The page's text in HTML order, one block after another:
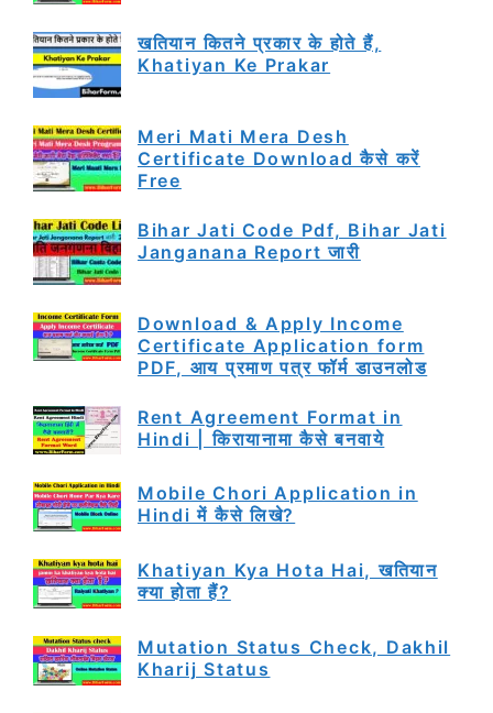
खतियान कितने प्रकार के होते हैं,
Khatiyan Ke Prakar
Meri Mati Mera Desh
Certificate Download कैसे करें
Free
Bihar Jati Code Pdf, Bihar Jati
Janganana Report जारी
Download & Apply Income
Certificate Application form
PDF, आय प्रमाण पत्र फॉर्म डाउनलोड
Rent Agreement Format in
Hindi | किरायानामा कैसे बनवाये
Mobile Chori Application in
Hindi में कैसे लिखे?
Khatiyan Kya Hota Hai, खतियान
क्या होता हैं?
Mutation Status Check, Dakhil
Kharij Status